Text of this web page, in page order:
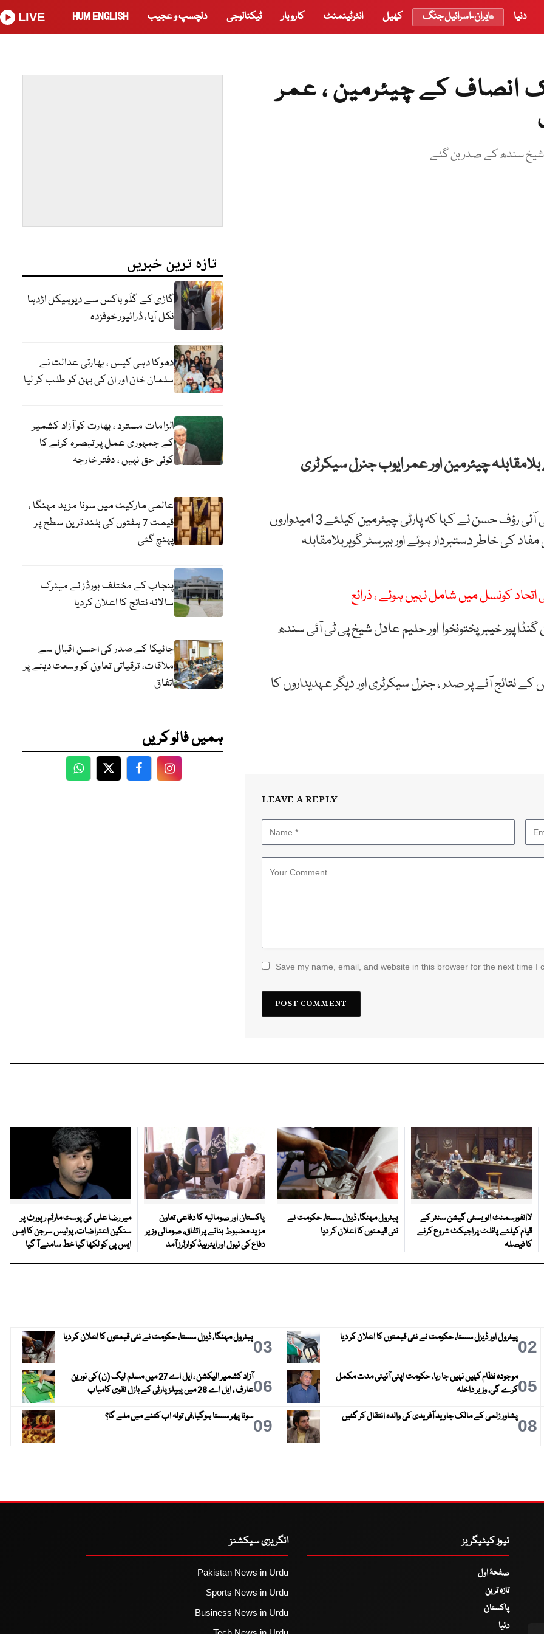
دنیا ایران-اسرائیل جنگ کھیل انٹرٹینمنٹ کاروبار ٹیکنالوجی دلچسپ و عجیب HUM ENGLISH
LIVE
انصاف کے چیئرمین ، عمر
شیخ سندھ کے صدر بن گئے
چیئرمین اور عمر ایوب جنرل سیکرٹری
اسلام آباد میں پریس کانفرنس کرتے ہئوے ترجمان پی ٹی آئی رؤف حسن نے کہا کہ پارٹی چیئرمین کیلئے 3 امیدواروں
کی خاطر دستبردار ہوئے اور بیرسٹر گوہربلامقابلہ
اتحاد کونسل میں شامل نہیں ہوئے ، ذرائع
پور خیبرپختونخوا اور حلیم عادل شیخ پی ٹی آئی سندھ
آنے پر صدر ، جنرل سیکرٹری اور دیگر عہدیداروں کا
LEAVE A REPLY
Save my name, email, and website in this browser for the next time I
تازہ ترین خبریں
گاڑی کے گلَو باکس سے دیوہیکل اژدہا
نکل آیا، ڈرائیور خوفزدہ
دھوکا دہی کیس ، بھارتی عدالت نے
سلمان خان اور ان کی بہن کو طلب کر لیا
الزامات مسترد ، بھارت کو آزاد کشمیر
کے جمہوری عمل پر تبصرہ کرنے کا
کوئی حق نہیں ، دفتر خارجہ
عالمی مارکیٹ میں سونا مزید مہنگا ،
قیمت 7 ہفتوں کی بلند ترین سطح پر
پہنچ گئی
پنجاب کے مختلف بورڈز نے میٹرک
سالانہ نتائج کا اعلان کردیا
جائیکا کے صدر کی احسن اقبال سے
ملاقات، ترقیاتی تعاون کو وسعت دینے پر
اتفاق
ہمیں فالو کریں
WhatsApp
TwitterFacebookFacebook
لاانفورسمنٹ انویسٹی گیشن سنٹر کے
قیام کیلئے پائلٹ پراجیکٹ شروع کرنے
کا فیصلہ
پیٹرول مہنگا، ڈیزل سستا، حکومت نے
نئی قیمتوں کا اعلان کر دیا
پاکستان اور صومالیہ کا دفاعی تعاون
مزید مضبوط بنانے پر اتفاق، صومالی وزیر
دفاع کی نیول اور ایئرہیڈ کوارٹرز آمد
میر رضا علی کی پوسٹ مارٹم رپورٹ پر
سنگین اعتراضات، پولیس سرجن کا ایس
ایس پی کو لکھا گیا خط سامنے آ گیا
02پیٹرول اور ڈیزل سستا، حکومت نے نئی قیمتوں کا اعلان کر دیا 03پیٹرول مہنگا، ڈیزل سستا، حکومت نے نئی قیمتوں کا اعلان کر دیا
05موجودہ نظام کہیں نہیں جا رہا، حکومت اپنی آئینی مدت مکمل
کرے گی، وزیر داخلہ
06
آزاد کشمیر الیکشن ، ایل اے 27 میں مسلم لیگ (ن) کی نورین
عارف ، ایل اے 28 میں پیپلز پارٹی کے بازل نقوی کامیاب
08پشاور زلمی کے مالک جاوید آفریدی کی والدہ انتقال کر گئیں 09سونا پھر سستا ہوگیا،فی تولہ اب کتنے میں ملے گا؟
نیوز کیٹیگریز
صفحۂ اول
تازہ ترین
پاکستان
دنیا
انگریزی سیکشنز
Pakistan News in Urdu
Sports News in Urdu
Business News in Urdu